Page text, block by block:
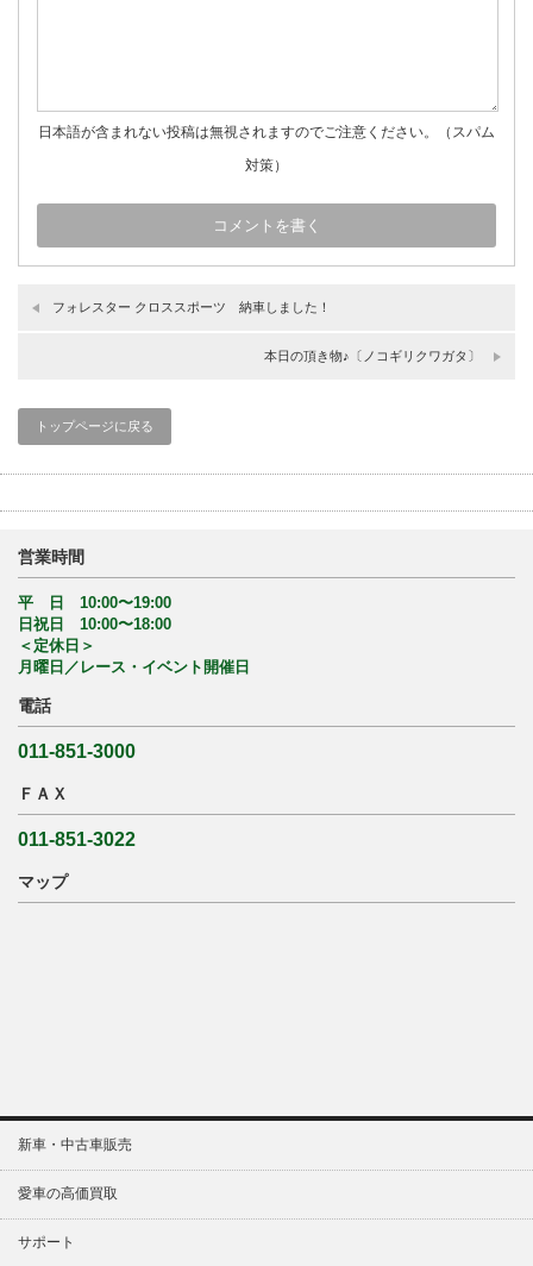
日本語が含まれない投稿は無視されますのでご注意ください。（スパム
対策）
フォレスター クロススポーツ 納車しました！
本日の頂き物♪〔ノコギリクワガタ〕
トップページに戻る
営業時間
平 日 10:00〜19:00
日祝日 10:00〜18:00
＜定休日＞
月曜日／レース・イベント開催日
電話
011-851-3000
ＦＡＸ
011-851-3022
マップ
新車・中古車販売
愛車の高価買取
サポート